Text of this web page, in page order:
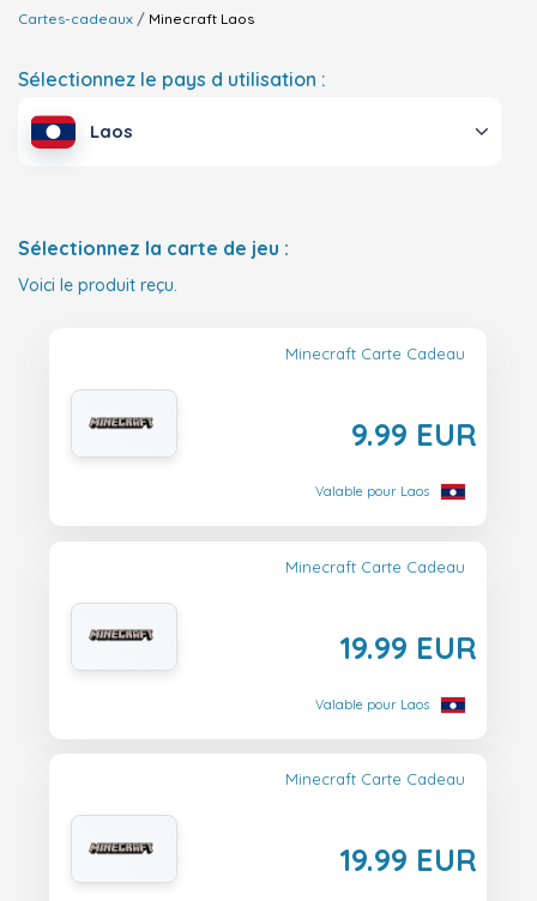
Cartes-cadeaux Minecraft Laos
Sélectionnez le pays d utilisation :
Laos
Sélectionnez la carte de jeu :
Voici le produit reçu.
Minecraft Carte Cadeau
9.99 EUR
Valable pour Laos
Minecraft Carte Cadeau
19.99 EUR
Valable pour Laos
Minecraft Carte Cadeau
19.99 EUR